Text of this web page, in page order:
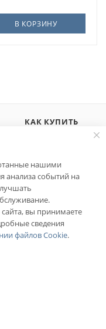
В КОРЗИНУ
В КОРЗИНУ
КАК КУПИТЬ
АКЦИИ
нашими
анализа событий на
вы принимаете
сведения
файлов Cookie.